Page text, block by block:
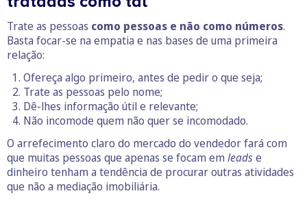
Trate as pessoas como pessoas e não como números.
Basta focar-se na empatia e nas bases de uma primeira
relação:
Ofereça algo primeiro, antes de pedir o que seja;
Trate as pessoas pelo nome;
Dê-lhes informação útil e relevante;
Não incomode quem não quer se incomodado.
O arrefecimento claro do mercado do vendedor fará com
que muitas pessoas que apenas se focam em leadse
dinheiro tenham a tendência de procurar outras atividades
que não a mediação imobiliária.